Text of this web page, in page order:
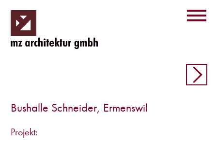
Bushalle Schneider, Ermenswil
Projekt: